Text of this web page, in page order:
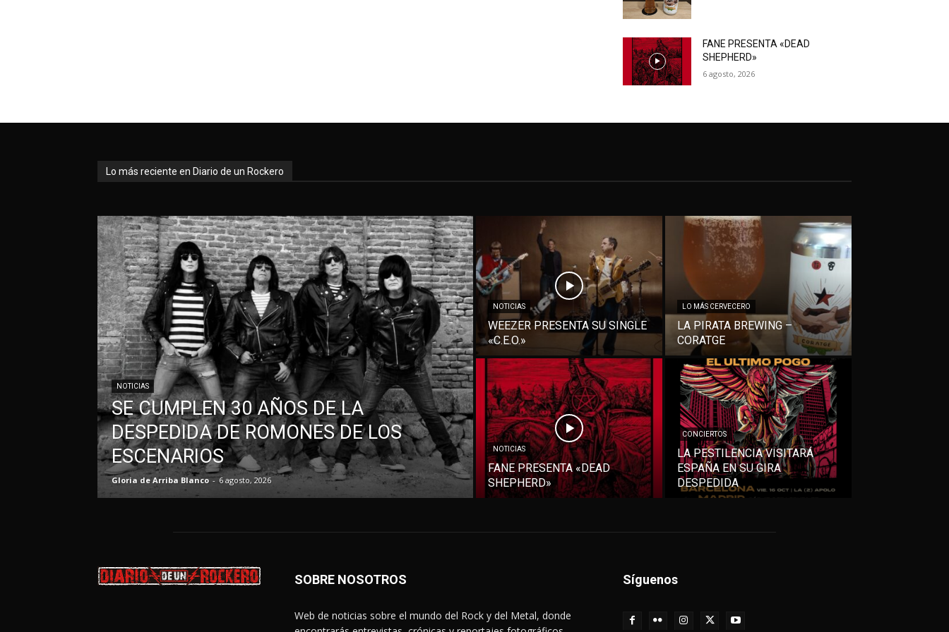
FANE PRESENTA «DEAD
SHEPHERD»
6 agosto, 2026
Lo más reciente en Diario de un Rockero
NOTICIAS
SE CUMPLEN 30 AÑOS DE LA
DESPEDIDA DE ROMONES DE LOS
ESCENARIOS
Gloria de Arriba Blanco - 6 agosto, 2026
NOTICIAS
WEEZER PRESENTA SU SINGLE
«C.E.O.»
LO MÁS CERVECERO
LA PIRATA BREWING –
CORATGE
NOTICIAS
FANE PRESENTA «DEAD
SHEPHERD»
CONCIERTOS
LA PESTILENCIA VISITARÁ
ESPAÑA EN SU GIRA
DESPEDIDA
SOBRE NOSOTROS
Web de noticias sobre el mundo del Rock y del Metal, donde
Síguenos